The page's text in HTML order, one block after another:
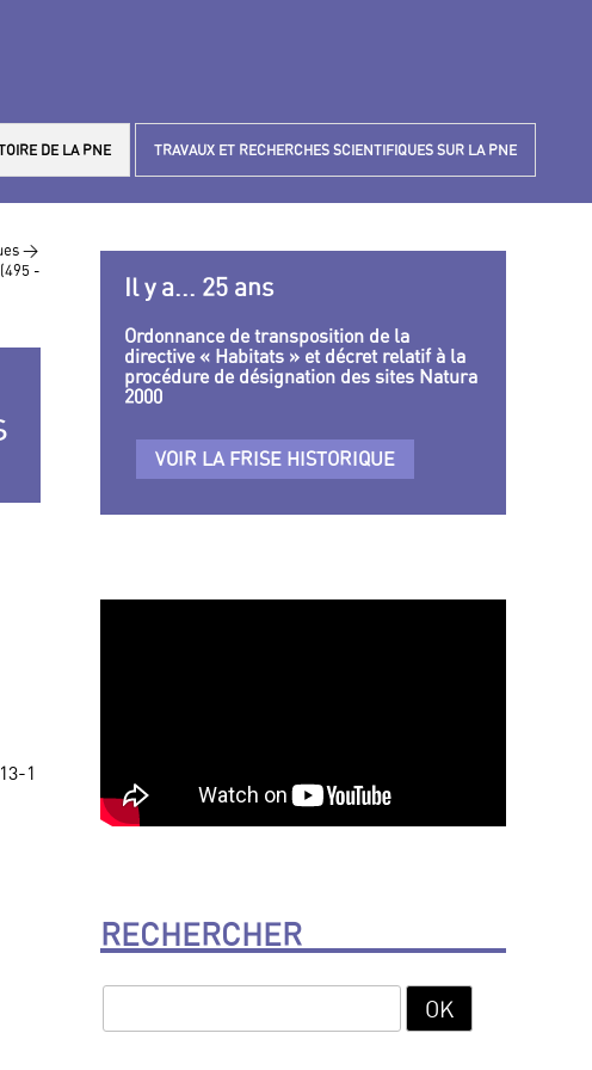
DE LA PNE TRAVAUX ET RECHERCHES SCIENTIFIQUES SUR LA PNE
>
-
1
Il y a... 25 ans
Ordonnance de transposition de la
directive « Habitats » et décret relatif à la
procédure de désignation des sites Natura
2000
VOIR LA FRISE HISTORIQUE
RECHERCHER